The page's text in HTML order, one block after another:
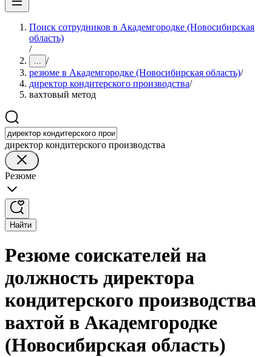
Поиск сотрудников в Академгородке (Новосибирская
область)
/
... /
резюме в Академгородке (Новосибирская область)/
директор кондитерского производства/
вахтовый метод
директор кондитерского производства
Резюме
Найти
Резюме соискателей на
должность директора
кондитерского производства
вахтой в Академгородке
(Новосибирская область)